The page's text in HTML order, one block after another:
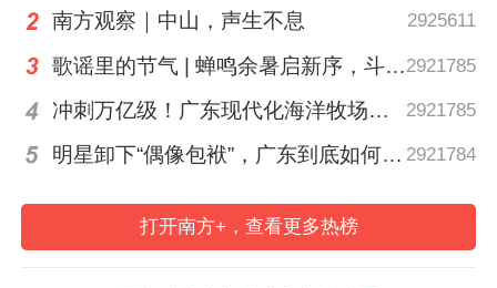
南方观察｜中山，声生不息 2925611
歌谣里的节气 | 蝉鸣余暑启新序，斗指西南迎立秋2921785
冲刺万亿级！广东现代化海洋牧场建设提速 2921785
明星卸下“偶像包袱”，广东到底如何让人变松弛？ | 好看·南方号 2921784
打开南方+，查看更多热榜